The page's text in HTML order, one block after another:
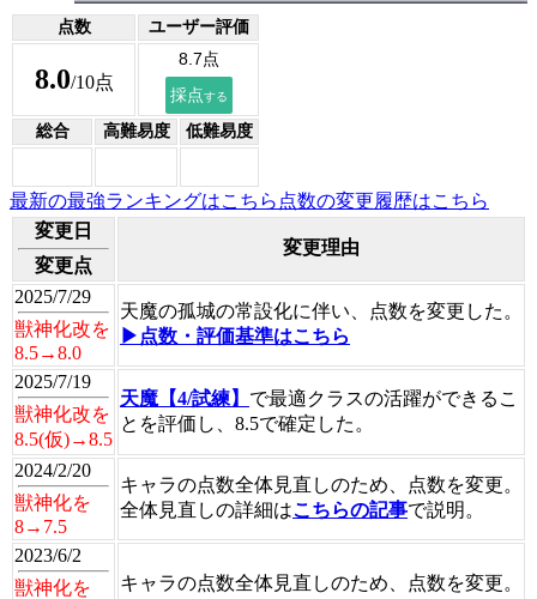
点数 ユーザー評価
8.0/10点
総合 高難易度 低難易度
最新の最強ランキングはこちら 点数の変更履歴はこちら
変更日
変更点
変更理由
2025/7/29
獣神化改を
8.5→8.0
天魔の孤城の常設化に伴い、点数を変更した。
▶点数・評価基準はこちら
2025/7/19
獣神化改を
8.5(仮)→8.5
天魔【4/試練】 で最適クラスの活躍ができるこ
とを評価し、8.5で確定した。
2024/2/20
獣神化を
8→7.5
キャラの点数全体見直しのため、点数を変更。
全体見直しの詳細はこちらの記事で説明。
2023/6/2
獣神化を
キャラの点数全体見直しのため、点数を変更。